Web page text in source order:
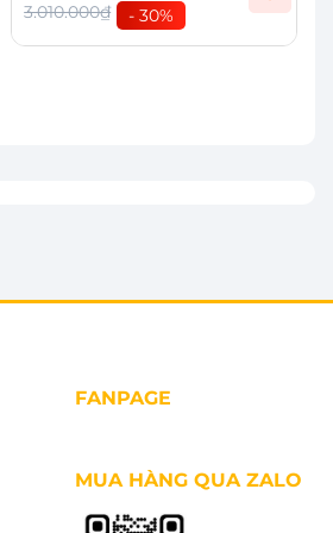
3.010.000₫ - 30%
FANPAGE
MUA HÀNG QUA ZALO